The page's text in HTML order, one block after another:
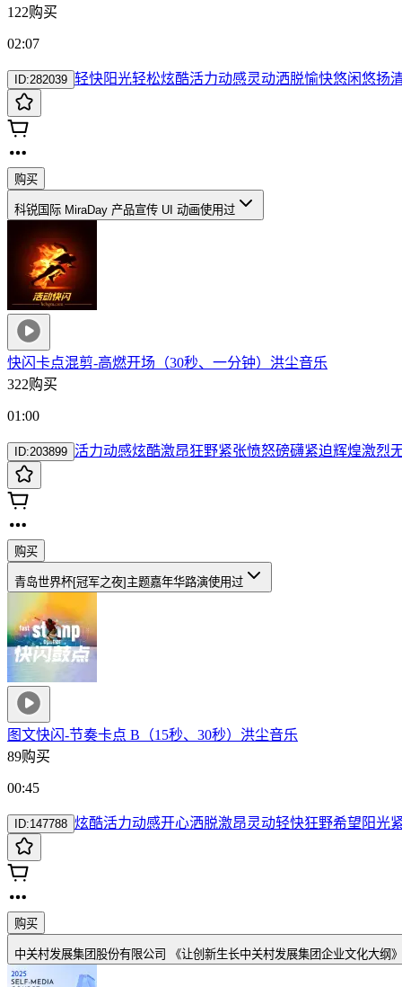
122购买
02:07
ID:282039 轻快阳光轻松炫酷活力动感灵动洒脱愉快悠闲悠扬
购买
科锐国际 MiraDay 产品宣传 UI 动画使用过
快闪卡点混剪-高燃开场（30秒、一分钟） 洪尘音乐
322购买
01:00
ID:203899 活力动感炫酷激昂狂野紧张愤怒磅礴紧迫辉煌激烈
购买
青岛世界杯[冠军之夜]主题嘉年华路演使用过
图文快闪-节奏卡点 B（15秒、30秒） 洪尘音乐
89购买
00:45
ID:147788 炫酷活力动感开心洒脱激昂灵动轻快狂野希望 阳光
购买